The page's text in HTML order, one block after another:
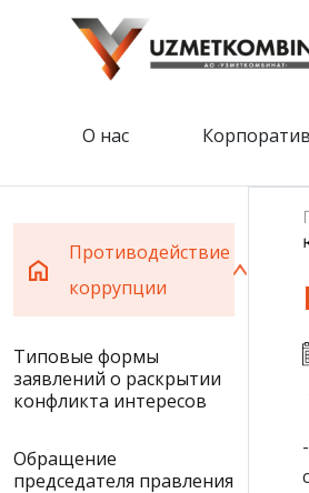
О нас
Противодействие
коррупции
Типовые формы
заявлений о раскрытии
конфликта интересов
Обращение
председателя правления